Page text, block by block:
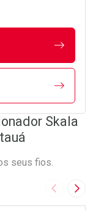
Skala
seus fios.
Imagem